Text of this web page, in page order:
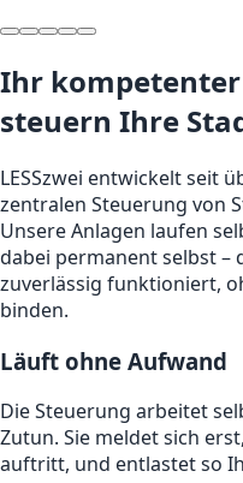
Ihr
steuern Ihre
LESSzwei entwickelt seit
zentralen Steuerung von
Unsere Anlagen laufen
dabei permanent selbst –
zuverlässig funktioniert,
binden.
Läuft ohne Aufwand
Die Steuerung arbeitet
Zutun. Sie meldet sich
auftritt, und entlastet so